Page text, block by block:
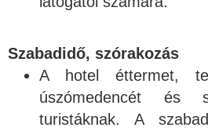
Szabadidő, szórakozás
A hotel éttermet,
úszómedencét és
turistáknak. A